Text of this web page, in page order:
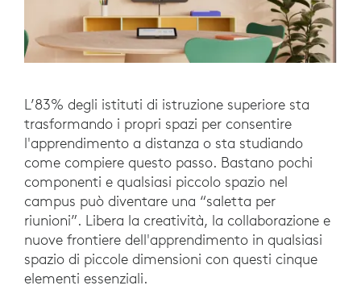
L’83% degli istituti di istruzione superiore sta
trasformando i propri spazi per consentire
l'apprendimento a distanza o sta studiando
come compiere questo passo. Bastano pochi
componenti e qualsiasi piccolo spazio nel
campus può diventare una “saletta per
riunioni”. Libera la creatività, la collaborazione e
nuove frontiere dell'apprendimento in qualsiasi
spazio di piccole dimensioni con questi cinque
elementi essenziali.